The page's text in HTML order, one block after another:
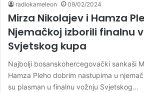
radiokameleon 09/02/2024
Mirza Nikolajev i Hamza
Njemačkoj izborili finalnu
Svjetskog kupa
Najbolji bosanskohercegovački sankaši
Hamza Pleho dobrim nastupima u
su plasman u finalnu vožnju Svjetskog…